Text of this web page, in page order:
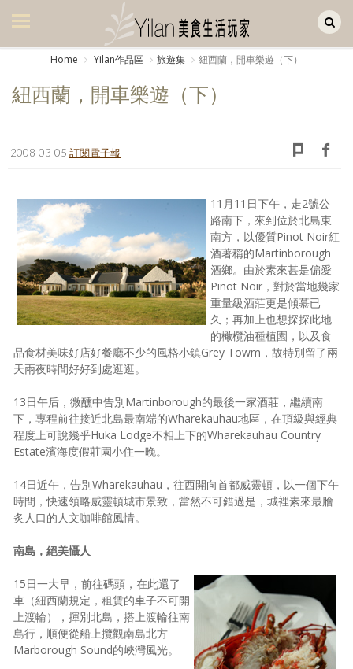
美食集
生活風
書房集
日記簿
餐桌週記
照相簿
影音區
創意出版服務
關於Yilan
媒體報導一覽
合作與代言
訂閱電子報
Home Yilan作品區 旅遊集 紐西蘭，開車樂遊（下）
紐西蘭，開車樂遊（下）
2008-03-05 訂閱電子報
11月11日下午，走2號公
路南下，來到位於北島東
南方，以優質Pinot Noir紅
酒著稱的Martinborough
酒鄉。由於素來甚是偏愛
Pinot Noir，對於當地幾家
重量級酒莊更是傾慕已
久；再加上也想探探此地
的橄欖油種植園，以及食
品食材美味好店好餐廳不少的風格小鎮Grey Towm，故特別留了兩
天兩夜時間好好到處逛逛。
13日午后，微醺中告別Martinborough的最後一家酒莊，繼續南
下，專程前往接近北島最南端的Wharekauhau地區，在頂級與經典
程度上可說幾乎Huka Lodge不相上下的Wharekauhau Country
Estate濱海度假莊園小住一晚。
14日近午，告別Wharekauhau，往西開向首都威靈頓，以一個下午
時間，快速領略威靈頓城市景致，當然不可錯過是，城裡素來最膾
炙人口的人文咖啡館風情。
南島，絕美懾人
15日一大早，前往碼頭，在此還了
車（紐西蘭規定，租賃的車子不可開
上渡輪），揮別北島，搭上渡輪往南
島行，順便從船上攬觀南島北方
Marborough Sound的峽灣風光。